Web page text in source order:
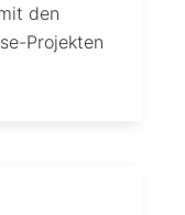
den
Projekten